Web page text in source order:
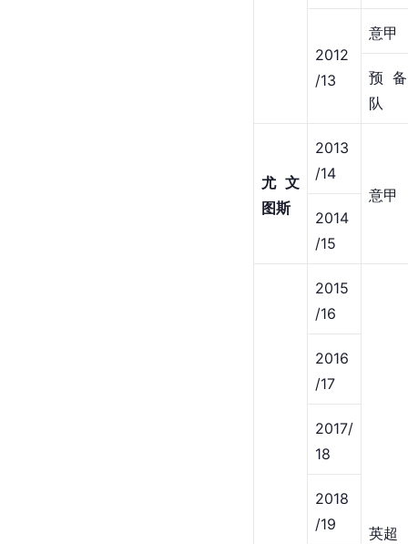
2012
/13
意甲
预备
队
尤文
图斯
2013
/14
意甲
2014
/15
2015
/16
英超
2016
/17
2017/
18
2018
/19